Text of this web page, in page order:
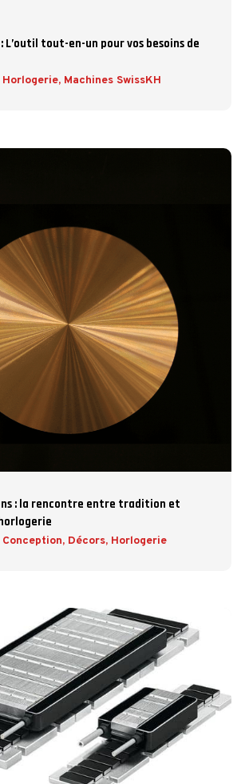
L’outil tout-en-un pour vos besoins de
Horlogerie, Machines SwissKH
: la rencontre entre tradition et
Conception, Décors, Horlogerie